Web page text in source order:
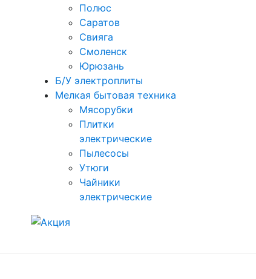
Полюс
Саратов
Свияга
Смоленск
Юрюзань
Б/У электроплиты
Мелкая бытовая техника
Мясорубки
Плитки
электрические
Пылесосы
Утюги
Чайники
электрические